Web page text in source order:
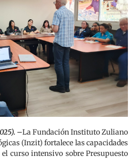
–La Fundación Instituto Zuliano
(Inzit) fortalece las capacidades
curso intensivo sobre Presupuesto